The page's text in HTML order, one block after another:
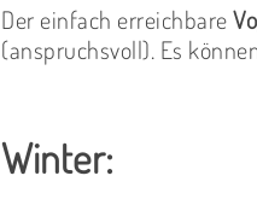
Der einfach erreichbare
(anspruchsvoll). Es
Winter: